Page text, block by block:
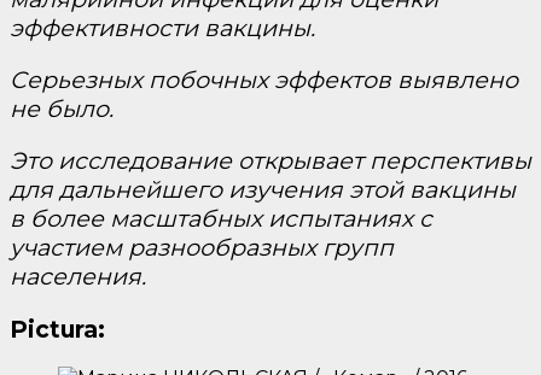
эффективности вакцины.
Серьезных побочных эффектов выявлено
не было.
Это исследование открывает перспективы
для дальнейшего изучения этой вакцины
в более масштабных испытаниях с
участием разнообразных групп
населения.
Pictura: